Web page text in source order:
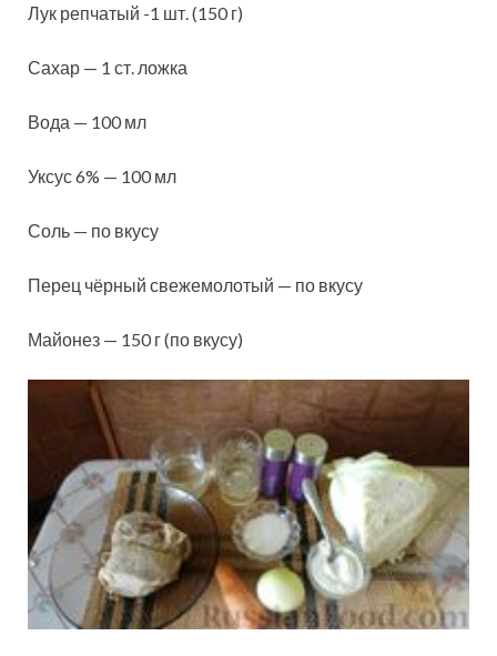
Лук репчатый -1 шт. (150 г)
Сахар — 1 ст. ложка
Вода — 100 мл
Уксус 6% — 100 мл
Соль — по вкусу
Перец чёрный свежемолотый — по вкусу
Майонез — 150 г (по вкусу)